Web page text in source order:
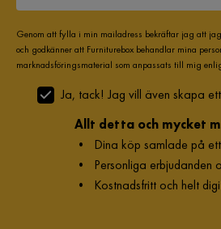
Genom att fylla i min mailadress bekräftar jag att
och godkänner att Furniturebox behandlar mina
marknadsföringsmaterial som anpassats till mig
Ja, tack! Jag vill även skapa
Allt detta och mycket
• Dina köp samlade på
• Personliga erbjudanden
• Kostnadsfritt och helt